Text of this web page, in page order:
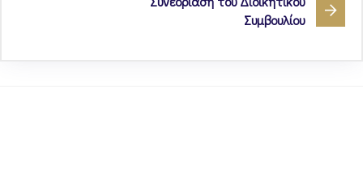
Συμβουλίου